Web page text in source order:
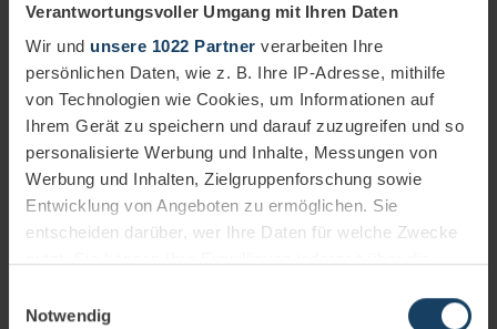
Verantwortungsvoller Umgang mit Ihren Daten
Wir und unsere 1022 Partner verarbeiten Ihre
persönlichen Daten, wie z. B. Ihre IP-Adresse, mithilfe
von Technologien wie Cookies, um Informationen auf
Ihrem Gerät zu speichern und darauf zuzugreifen und so
personalisierte Werbung und Inhalte, Messungen von
Werbung und Inhalten, Zielgruppenforschung sowie
Entwicklung von Angeboten zu ermöglichen. Sie
entscheiden darüber, wer Ihre Daten für welche Zwecke
Trigger Symbol ändern oder widerrufen
Notwendig